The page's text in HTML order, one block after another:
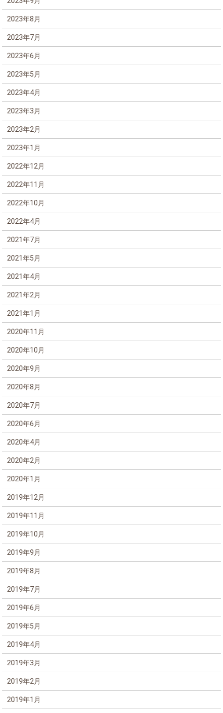
2023年8月
2023年7月
2023年6月
2023年5月
2023年4月
2023年3月
2023年2月
2023年1月
2022年12月
2022年11月
2022年10月
2022年4月
2021年7月
2021年5月
2021年4月
2021年2月
2021年1月
2020年11月
2020年10月
2020年9月
2020年8月
2020年7月
2020年6月
2020年4月
2020年2月
2020年1月
2019年12月
2019年11月
2019年10月
2019年9月
2019年8月
2019年7月
2019年6月
2019年5月
2019年4月
2019年3月
2019年2月
2019年1月